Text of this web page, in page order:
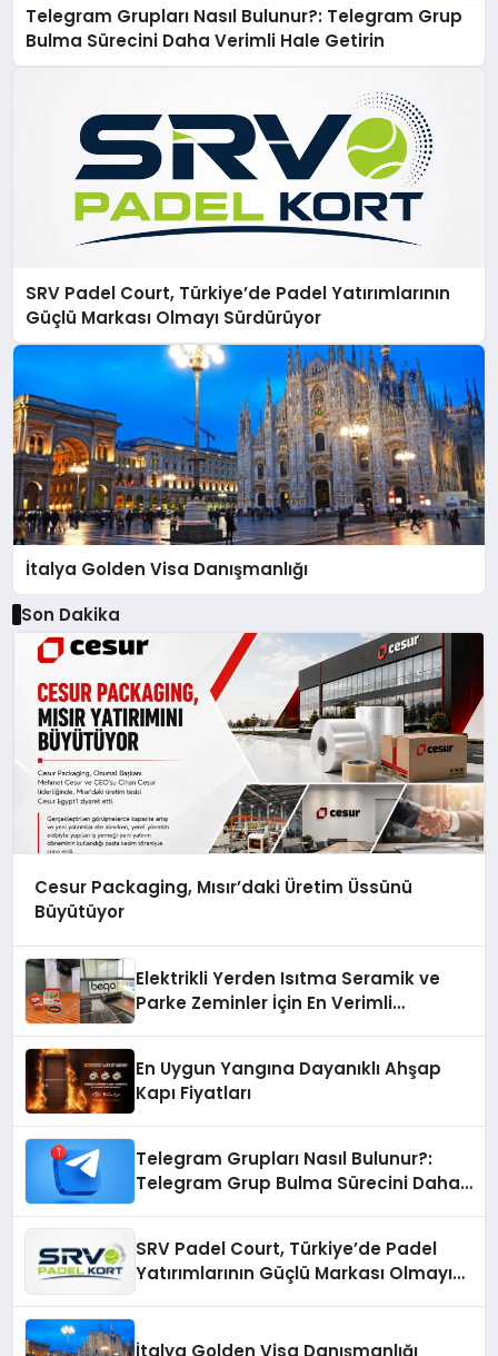
Telegram Grupları Nasıl Bulunur?: Telegram Grup
Bulma Sürecini Daha Verimli Hale Getirin
SRV Padel Court, Türkiye’de Padel Yatırımlarının
Güçlü Markası Olmayı Sürdürüyor
İtalya Golden Visa Danışmanlığı
Son Dakika
Cesur Packaging, Mısır’daki Üretim Üssünü
Büyütüyor
Elektrikli Yerden Isıtma Seramik ve
Parke Zeminler İçin En Verimli
En Uygun Yangına Dayanıklı Ahşap
Kapı Fiyatları
Telegram Grupları Nasıl Bulunur?:
Telegram Grup Bulma Sürecini Daha
SRV Padel Court, Türkiye’de Padel
Yatırımlarının Güçlü Markası Olmayı
İtalya Golden Visa Danışmanlığı